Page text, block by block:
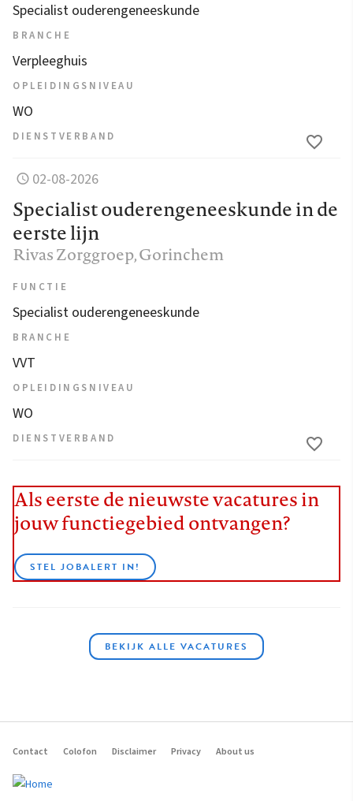
Specialist ouderengeneeskunde
BRANCHE
Verpleeghuis
OPLEIDINGSNIVEAU
WO
DIENSTVERBAND
02-08-2026
Specialist ouderengeneeskunde in de
eerste lijn
Rivas Zorggroep, Gorinchem
FUNCTIE
Specialist ouderengeneeskunde
BRANCHE
VVT
OPLEIDINGSNIVEAU
WO
DIENSTVERBAND
Als eerste de nieuwste vacatures in
jouw functiegebied ontvangen?
STEL JOBALERT IN!
BEKIJK ALLE VACATURES
Footer
navigation
Contact Colofon Disclaimer Privacy About us